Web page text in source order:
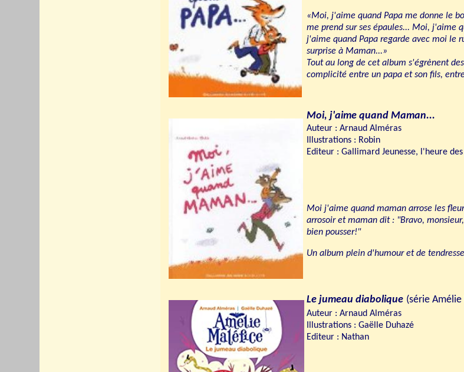
«Moi, j'aime quand Papa me donne le
me prend sur ses épaules... Moi, j'aime
j'aime quand Papa regarde avec moi le
surprise à Maman...»
Tout au long de cet album s'égrènent
complicité entre un papa et son fils,
Moi, j'aime quand Maman...
Auteur : Arnaud Alméras
Illustrations : Robin
Editeur : Gallimard Jeunesse, l'heure
Moi j'aime quand maman arrose les
arrosoir et maman dit : "Bravo,
bien pousser!"
Un album plein d'humour et de
Le jumeau diabolique (série
Auteur : Arnaud Alméras
Illustrations : Gaëlle Duhazé
Editeur : Nathan